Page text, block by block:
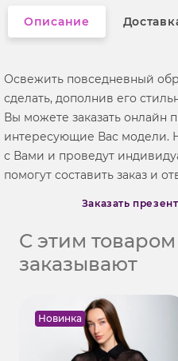
Описание
Освежить повседневный
сделать, дополнив его
Вы можете заказать онлайн
интересующие Вас модели.
с Вами и проведут
помогут составить заказ и
Заказать
С этим
заказывают
Новинка